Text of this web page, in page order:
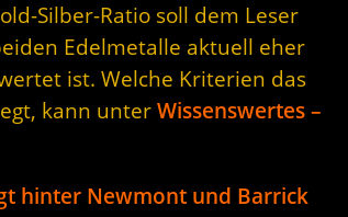
Silber-Ratio soll dem Leser
Edelmetalle aktuell eher
ist. Welche Kriterien das
kann unterWissenswertes –
hinter Newmont und Barrick